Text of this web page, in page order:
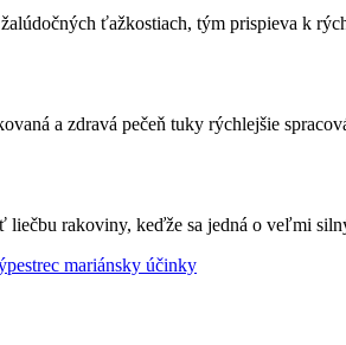
ťažkostiach, tým prispieva k
a zdravá pečeň tuky rýchlejšie
rakoviny, keďže sa jedná o veľmi
pestrec mariánsky účinky